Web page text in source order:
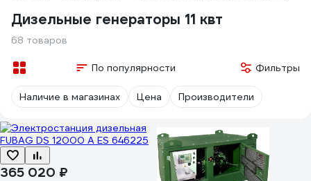
Дизельные генераторы 11 квт
68 товаров
По популярности Фильтры
Наличие в магазинах Цена Производители
365 020 ₽